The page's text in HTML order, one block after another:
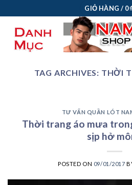
to
content
GIỎ HÀNG / 0₫
TAG ARCHIVES: THỜI
TƯ VẤN QUẦN LÓT
Thời trang áo mưa
sịp hở
POSTED ON 09/01/2017